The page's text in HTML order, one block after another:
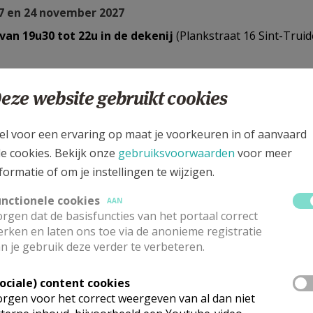
en 24 november 2027
van 19u30 tot 22u in de dekenij(Plankstraat 16 Sint-
VERLOOP VAN EEN HUWELIJKSAANVRAAG
en kerk vastleggen
eerste stap:dag en uur reserveren in de kerk waarin
In regel trouwen jullie in de parochiekerk van de
jullie om één of andere reden toch in een andere
toestemming. Indien het gaat om een kerk buiten de
zoeken. De kerken van de Pastorale Eenheid
Basiliek Kortenbos, O.L.V. Wilderen-Duras, Sint-
Nieuw Sint-Truiden, Sint-Jacobus Schurhoven,
In de kerken van onze Pastorale Eenheid worden de
jullie met een andere priester of diaken een
in jullie viering.
website gebruikt cookies
voor een ervaring op maat je voorkeuren in of aanvaard
cookies. Bekijk onze gebruiksvoorwaarden voor meer
of om je instellingen te wijzigen.
cookies
AAN
dat de basisfuncties van het portaal correct
en laten ons toe via de anonieme registratie
je gebruik deze verder te verbeteren.
content cookies
voor het correct weergeven van al dan niet